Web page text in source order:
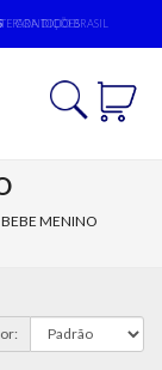
PARA TODO BRASIL
CONDIÇÕES
MENINO